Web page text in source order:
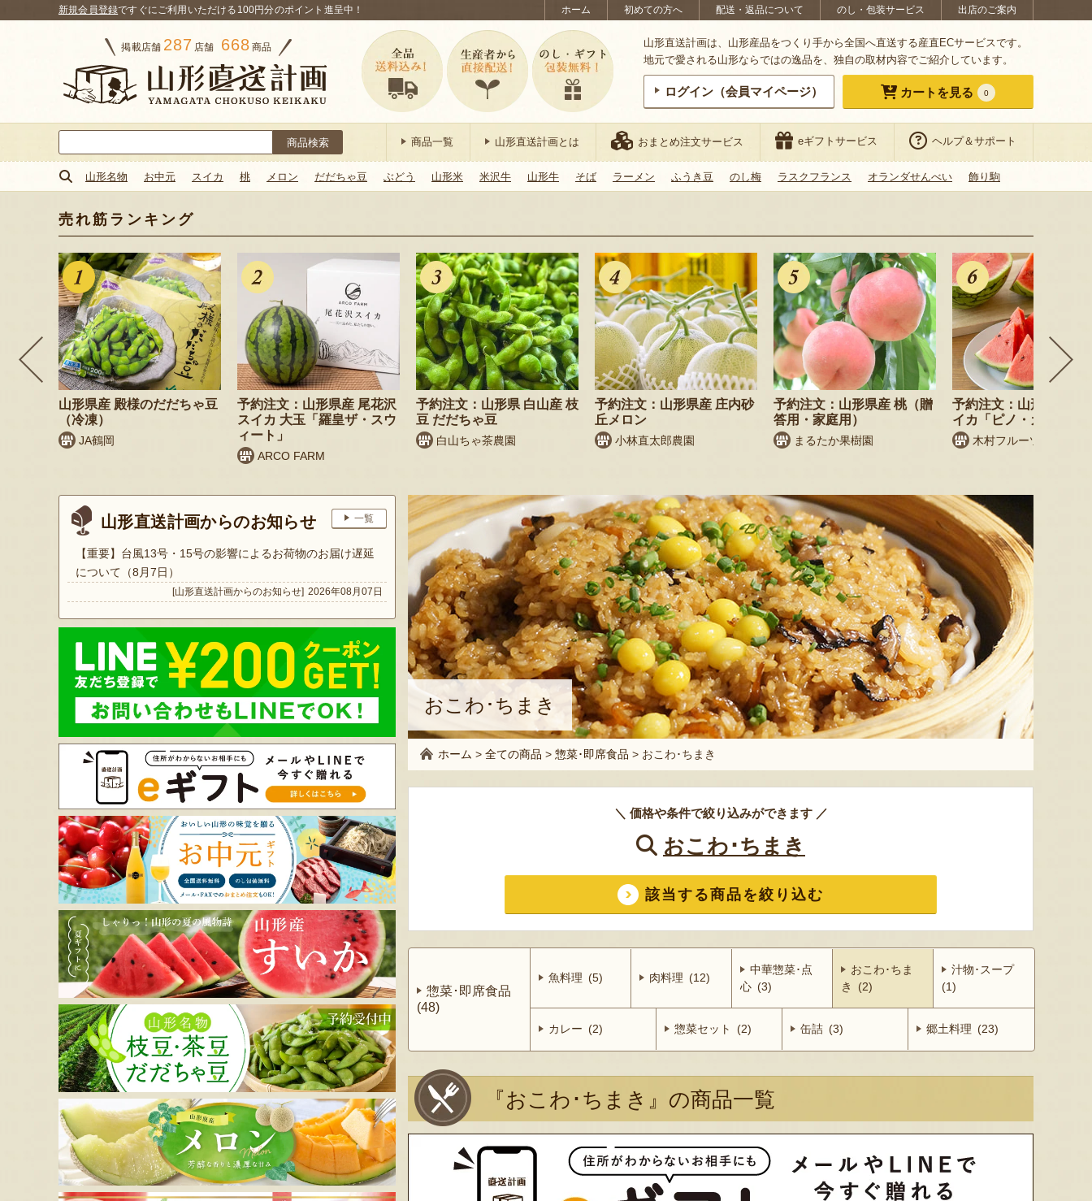
ホーム 初めての方へ 配送・返品について のし・包装サービス 出店のご案内
新規会員登録ですぐにご利用いただける100円分のポイント進呈中！
掲載店舗 287 店舗 668 商品
山形直送計画は、山形産品をつくり手から全国へ直送する産直ECサービスです。
地元で愛される山形ならではの逸品を、独自の取材内容でご紹介しています。
ログイン（会員マイページ） カートを見る 0
索:
商品一覧 山形直送計画とは おまとめ注文サービス eギフトサービス ヘルプ＆サポート
山形名物 お中元 スイカ 桃 メロン だだちゃ豆 ぶどう 山形米 米沢牛 山形牛 そば ラーメン ふうき豆 のし梅 ラスクフランス オランダせんべい 飾り駒
売れ筋ランキング
山形県産 殿様のだだちゃ豆
（冷凍）
JA鶴岡
予約注文：山形県産 尾花沢
スイカ 大玉「羅皇ザ・スウ
ィート」
ARCO FARM
予約注文：山形県 白山産 枝
豆 だだちゃ豆
白山ちゃ茶農園
予約注文：山形県産 庄内砂
丘メロン
小林直太郎農園
予約注文：山形県産 桃（贈
答用・家庭用）
まるたか果樹園
予約注文：山形県産 小
イカ「ピノ・ガール」
木村フルーツ
山形直送計画からのお知らせ 一覧
【重要】台風13号・15号の影響によるお荷物のお届け遅延
について（8月7日）
[山形直送計画からのお知らせ] 2026年08月07日
おこわ･ちまき
ホーム > 全ての商品 > 惣菜･即席食品 > おこわ･ちまき
＼ 価格や条件で絞り込みができます ／
おこわ･ちまき
該当する商品を絞り込む
惣菜･即席食品
(48)
魚料理 (5) 肉料理 (12)
中華惣菜･点
心 (3)
おこわ･ちま
き (2)
汁物･スープ
(1)
カレー (2) 惣菜セット (2) 缶詰 (3) 郷土料理 (23)
『おこわ･ちまき』の商品一覧